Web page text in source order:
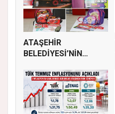
ATAŞEHİR
BELEDİYESİ’NİN
DEST...